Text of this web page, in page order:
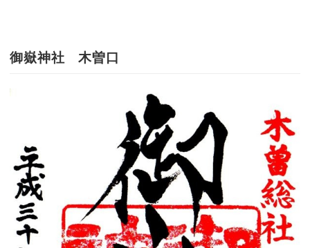
御嶽神社 木曽口